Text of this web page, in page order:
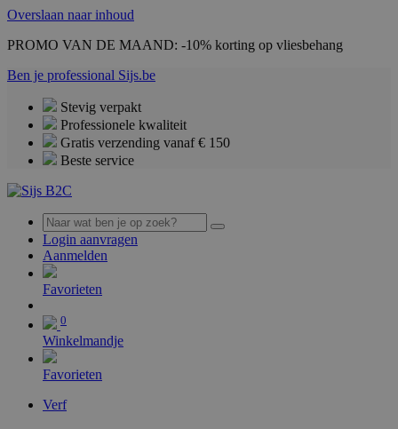
Overslaan naar inhoud
PROMO VAN DE MAAND: -10% korting op vliesbehang
Ben je professional Sijs.be
Stevig verpakt
Professionele kwaliteit
Gratis verzending vanaf € 150
Beste service
Login aanvragen
Aanmelden
Favorieten
0
Winkelmandje
Favorieten
Verf